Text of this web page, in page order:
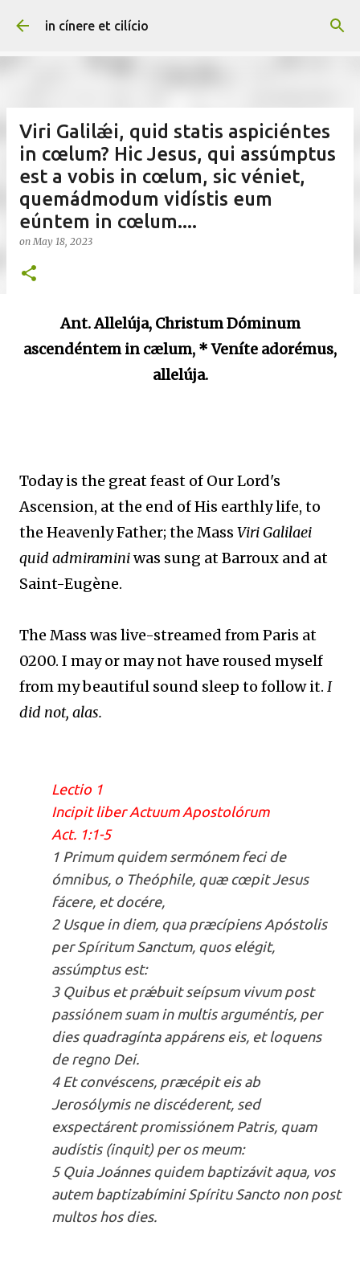
Skip to main content
in cínere et cilício
Viri Galilǽi, quid statis aspiciéntes
in cœlum? Hic Jesus, qui assúmptus
est a vobis in cœlum, sic véniet,
quemádmodum vidístis eum
eúntem in cœlum....
onMay 18, 2023
Ant. Allelúja, Christum Dóminum
ascendéntem in cælum, * Veníte adorémus,
allelúja.
Today is the great feast of Our Lord's
Ascension, at the end of His earthly life, to
the Heavenly Father; the Mass Viri Galilaei
quid admiraminiwas sung at Barroux and at
Saint-Eugène.
The Mass was live-streamed from Paris at
0200. I may or may not have roused myself
from my beautiful sound sleep to follow it. I
did not, alas.
Lectio 1
Incipit liber Actuum Apostolórum
Act. 1:1-5
1 Primum quidem sermónem feci de
ómnibus, o Theóphile, quæ cœpit Jesus
fácere, et docére,
2 Usque in diem, qua præcípiens Apóstolis
per Spíritum Sanctum, quos elégit,
assúmptus est:
3 Quibus et prǽbuit seípsum vivum post
passiónem suam in multis arguméntis, per
dies quadragínta appárens eis, et loquens
de regno Dei.
4 Et convéscens, præcépit eis ab
Jerosólymis ne discéderent, sed
exspectárent promissiónem Patris, quam
audístis (inquit) per os meum:
5 Quia Joánnes quidem baptizávit aqua, vos
autem baptizabímini Spíritu Sancto non post
multos hos dies.